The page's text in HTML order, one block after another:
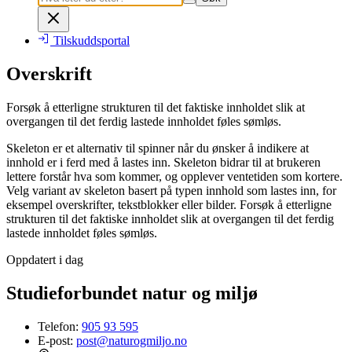
Tilskuddsportal
Overskrift
Forsøk å etterligne strukturen til det faktiske innholdet slik at
overgangen til det ferdig lastede innholdet føles sømløs.
Skeleton er et alternativ til spinner når du ønsker å indikere at
innhold er i ferd med å lastes inn. Skeleton bidrar til at brukeren
lettere forstår hva som kommer, og opplever ventetiden som kortere.
Velg variant av skeleton basert på typen innhold som lastes inn, for
eksempel overskrifter, tekstblokker eller bilder. Forsøk å etterligne
strukturen til det faktiske innholdet slik at overgangen til det ferdig
lastede innholdet føles sømløs.
Oppdatert i dag
Studieforbundet natur og miljø
Telefon: 905 93 595
E-post: post@naturogmiljo.no